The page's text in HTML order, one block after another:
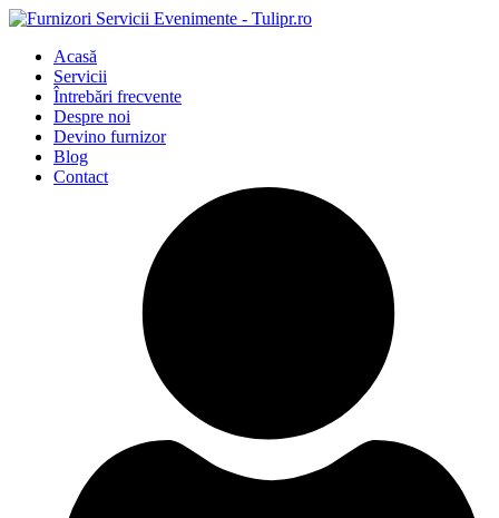
Acasă
Servicii
Întrebări frecvente
Despre noi
Devino furnizor
Blog
Contact